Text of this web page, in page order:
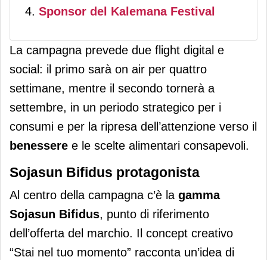
Sponsor del Kalemana Festival
La campagna prevede due flight digital e
social: il primo sarà on air per quattro
settimane, mentre il secondo tornerà a
settembre, in un periodo strategico per i
consumi e per la ripresa dell’attenzione verso il
benessere e le scelte alimentari consapevoli.
Sojasun Bifidus protagonista
Al centro della campagna c’è la gamma
Sojasun Bifidus, punto di riferimento
dell’offerta del marchio. Il concept creativo
“Stai nel tuo momento” racconta un’idea di